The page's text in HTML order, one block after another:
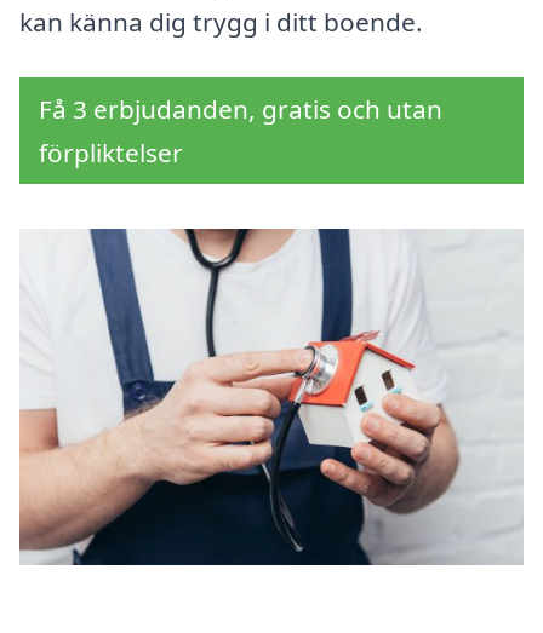
kan känna dig trygg i ditt boende.
Få 3 erbjudanden, gratis och utan
förpliktelser